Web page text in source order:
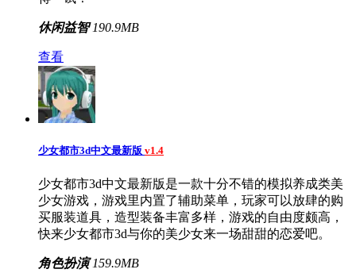
休闲益智 190.9MB
查看
少女都市3d中文最新版 v1.4
少女都市3d中文最新版是一款十分不错的模拟养成类美
少女游戏，游戏里内置了辅助菜单，玩家可以放肆的购
买服装道具，造型装备丰富多样，游戏的自由度颇高，
快来少女都市3d与你的美少女来一场甜甜的恋爱吧。
角色扮演 159.9MB